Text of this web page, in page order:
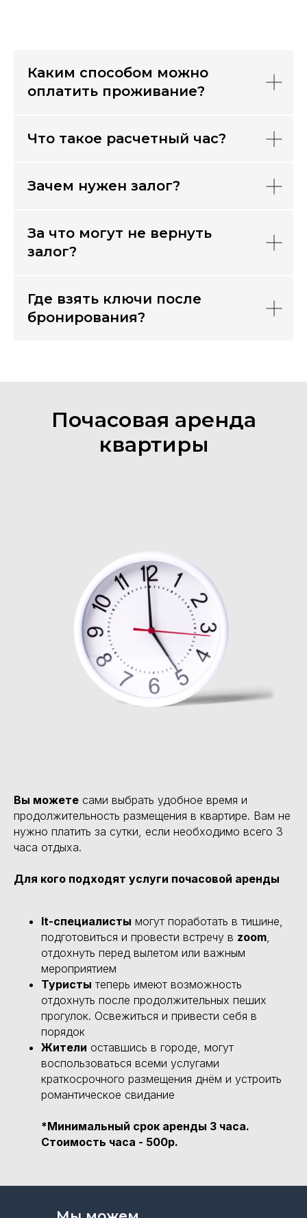
Каким способом можно
оплатить проживание?
Что такое расчетный час?
Зачем нужен залог?
За что могут не вернуть
залог?
Где взять ключи после
бронирования?
Почасовая аренда
квартиры
Вы можете сами выбрать удобное время и
продолжительность размещения в квартире. Вам не
нужно платить за сутки, если необходимо всего 3
часа отдыха.
Для кого подходят услуги почасовой аренды
It-специалисты могут поработать в тишине,
подготовиться и провести встречу в zoom,
отдохнуть перед вылетом или важным
мероприятием
Туристы теперь имеют возможность
отдохнуть после продолжительных пеших
прогулок. Освежиться и привести себя в
порядок
Жители оставшись в городе, могут
воспользоваться всеми услугами
краткосрочного размещения днём и устроить
романтическое свидание
*Минимальный срок аренды 3 часа.
Стоимость часа - 500р.